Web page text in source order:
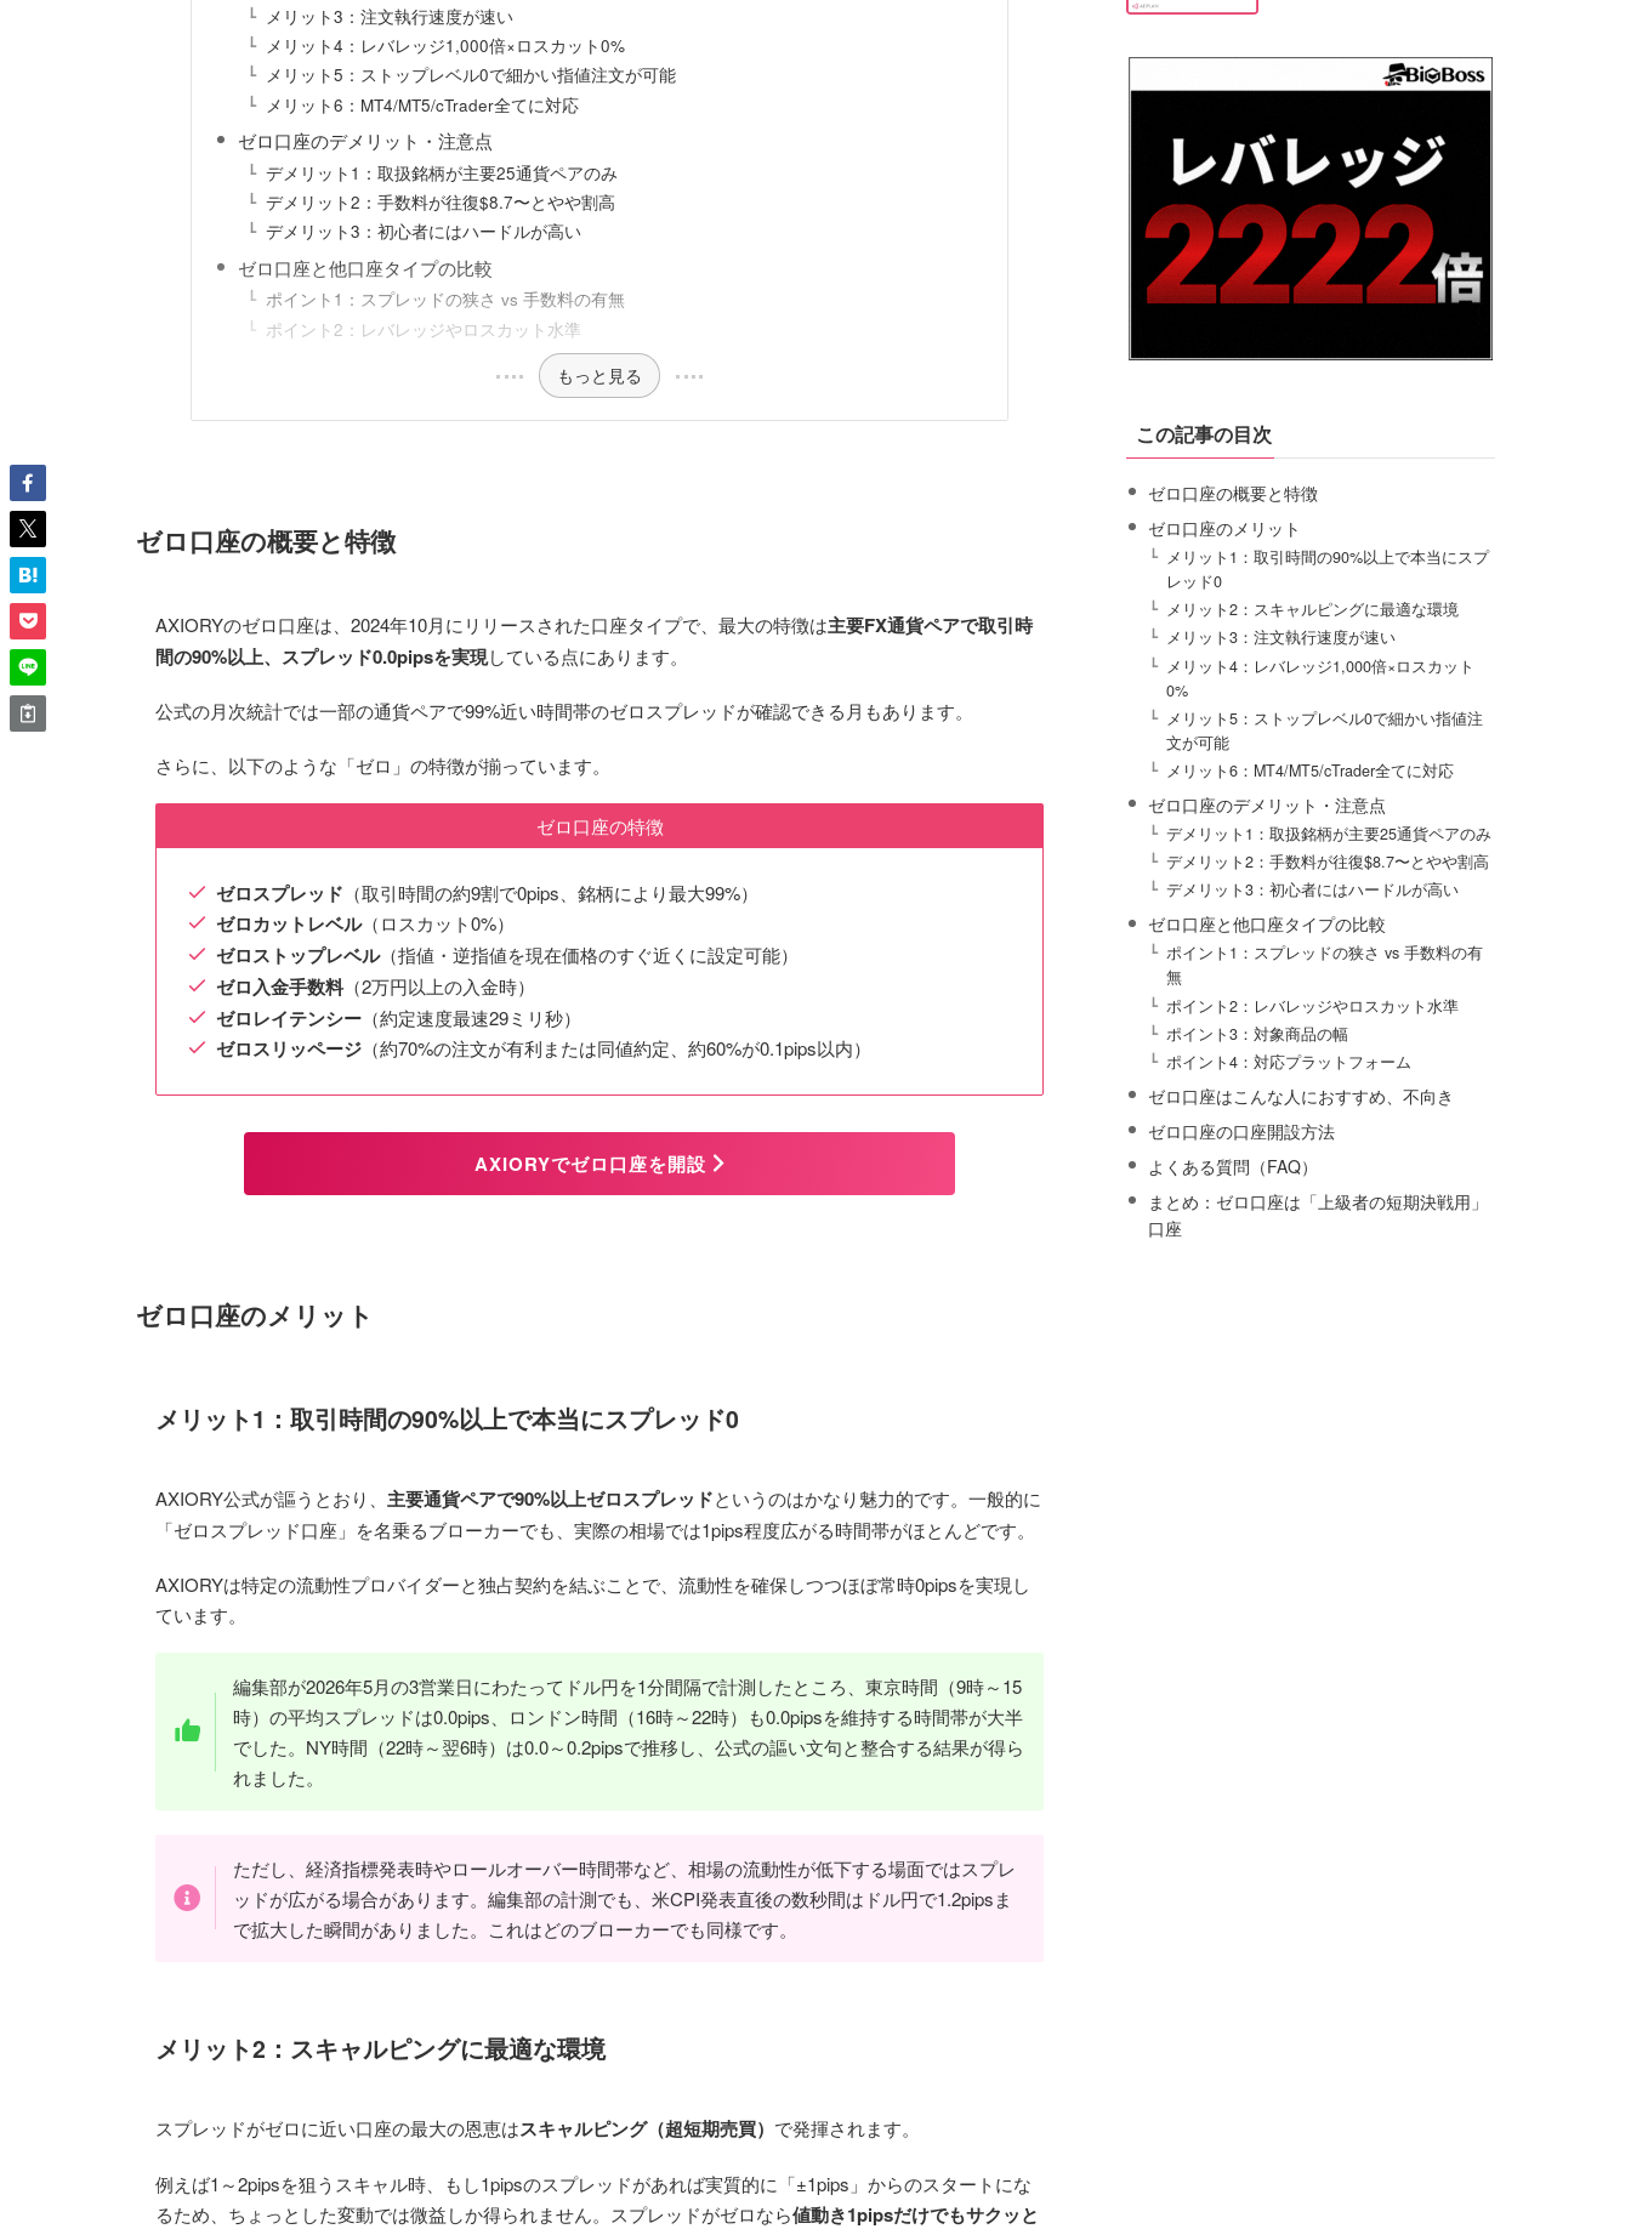
メリット3：注文執行速度が速い
メリット4：レバレッジ1,000倍×ロスカット0%
メリット5：ストップレベル0で細かい指値注文が可能
メリット6：MT4/MT5/cTrader全てに対応
ゼロ口座のデメリット・注意点
デメリット1：取扱銘柄が主要25通貨ペアのみ
デメリット2：手数料が往復$8.7〜とやや割高
デメリット3：初心者にはハードルが高い
ゼロ口座と他口座タイプの比較
ポイント1：スプレッドの狭さ vs 手数料の有無
ポイント2：レバレッジやロスカット水準
もっと見る
ゼロ口座の概要と特徴
AXIORYのゼロ口座は、2024年10月にリリースされた口座タイプで、最大の特徴は主要FX通貨ペアで取引時
間の90%以上、スプレッド0.0pipsを実現している点にあります。
公式の月次統計では一部の通貨ペアで99%近い時間帯のゼロスプレッドが確認できる月もあります。
さらに、以下のような「ゼロ」の特徴が揃っています。
ゼロ口座の特徴
ゼロスプレッド （取引時間の約9割で0pips、銘柄により最大99%）
ゼロカットレベル（ロスカット0%）
ゼロストップレベル（指値・逆指値を現在価格のすぐ近くに設定可能）
ゼロ入金手数料（2万円以上の入金時）
ゼロレイテンシー（約定速度最速29ミリ秒）
ゼロスリッページ（約70%の注文が有利または同値約定、約60%が0.1pips以内）
AXIORYでゼロ口座を開設
ゼロ口座のメリット
メリット1：取引時間の90%以上で本当にスプレッド0
AXIORY公式が謳うとおり、 主要通貨ペアで90%以上ゼロスプレッドというのはかなり魅力的です。一般的に
「ゼロスプレッド口座」を名乗るブローカーでも、実際の相場では1pips程度広がる時間帯がほとんどです。
AXIORYは特定の流動性プロバイダーと独占契約を結ぶことで、流動性を確保しつつほぼ常時0pipsを実現し
ています。
編集部が2026年5月の3営業日にわたってドル円を1分間隔で計測したところ、東京時間（9時～15
時）の平均スプレッドは0.0pips、ロンドン時間（16時～22時）も0.0pipsを維持する時間帯が大半
でした。NY時間（22時～翌6時）は0.0～0.2pipsで推移し、公式の謳い文句と整合する結果が得ら
れました。
ただし、経済指標発表時やロールオーバー時間帯など、相場の流動性が低下する場面ではスプレ
ッドが広がる場合があります。編集部の計測でも、米CPI発表直後の数秒間はドル円で1.2pipsま
で拡大した瞬間がありました。これはどのブローカーでも同様です。
メリット2：スキャルピングに最適な環境
スプレッドがゼロに近い口座の最大の恩恵はスキャルピング（超短期売買） で発揮されます。
例えば1～2pipsを狙うスキャル時、もし1pipsのスプレッドがあれば実質的に「±1pips」からのスタートにな
るため、ちょっとした変動では微益しか得られません。スプレッドがゼロなら値動き1pipsだけでもサクッと
この記事の目次
ゼロ口座の概要と特徴
ゼロ口座のメリット
メリット1：取引時間の90%以上で本当にスプ
レッド0
メリット2：スキャルピングに最適な環境
メリット3：注文執行速度が速い
メリット4：レバレッジ1,000倍×ロスカット
0%
メリット5：ストップレベル0で細かい指値注
文が可能
メリット6：MT4/MT5/cTrader全てに対応
ゼロ口座のデメリット・注意点
デメリット1：取扱銘柄が主要25通貨ペアのみ
デメリット2：手数料が往復$8.7〜とやや割高
デメリット3：初心者にはハードルが高い
ゼロ口座と他口座タイプの比較
ポイント1：スプレッドの狭さ vs 手数料の有
無
ポイント2：レバレッジやロスカット水準
ポイント3：対象商品の幅
ポイント4：対応プラットフォーム
ゼロ口座はこんな人におすすめ、不向き
ゼロ口座の口座開設方法
よくある質問（FAQ）
まとめ：ゼロ口座は「上級者の短期決戦用」
口座